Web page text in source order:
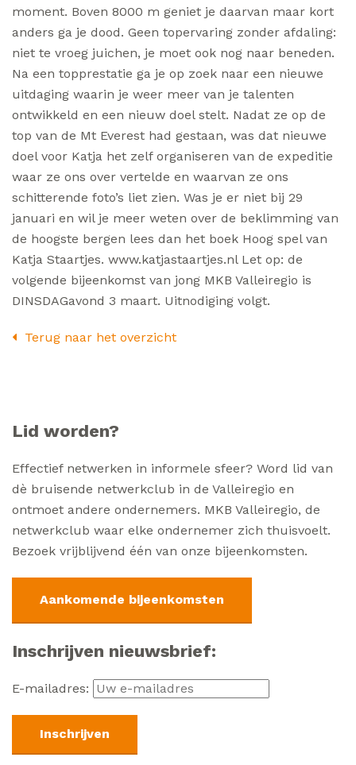
moment. Boven 8000 m geniet je daarvan maar kort
anders ga je dood. Geen topervaring zonder afdaling:
niet te vroeg juichen, je moet ook nog naar beneden.
Na een topprestatie ga je op zoek naar een nieuwe
uitdaging waarin je weer meer van je talenten
ontwikkeld en een nieuw doel stelt. Nadat ze op de
top van de Mt Everest had gestaan, was dat nieuwe
doel voor Katja het zelf organiseren van de expeditie
waar ze ons over vertelde en waarvan ze ons
schitterende foto’s liet zien. Was je er niet bij 29
januari en wil je meer weten over de beklimming van
de hoogste bergen lees dan het boek Hoog spel van
Katja Staartjes. www.katjastaartjes.nl Let op: de
volgende bijeenkomst van jong MKB Valleiregio is
DINSDAGavond 3 maart. Uitnodiging volgt.
Terug naar het overzicht
Lid worden?
Effectief netwerken in informele sfeer? Word lid van
dè bruisende netwerkclub in de Valleiregio en
ontmoet andere ondernemers. MKB Valleiregio, de
netwerkclub waar elke ondernemer zich thuisvoelt.
Bezoek vrijblijvend één van onze bijeenkomsten.
Aankomende bijeenkomsten
Inschrijven nieuwsbrief:
E-mailadres: